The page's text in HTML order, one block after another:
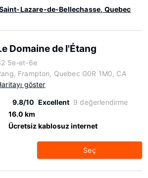
Lazare-de-Bellechasse, Quebec
Domaine de l'Étang
5e-et-6e
Frampton, Quebec G0R 1M0, CA
göster
9.8/10 Excellent 9 değerlendirme
16.0 km
Ücretsiz kablosuz internet
Seç